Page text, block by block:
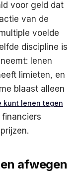
voor geld dat
van de
voelde
discipline is
lenen
limieten, en
blaast alleen
kunt lenen tegen
financiers
afwegen